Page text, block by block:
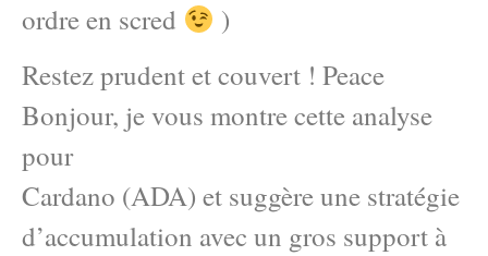
ordre en scred
)
Restez prudent et couvert ! Peace
Bonjour, je vous montre cette analyse
pour
Cardano (ADA) et suggère une stratégie
d’accumulation avec un gros support à